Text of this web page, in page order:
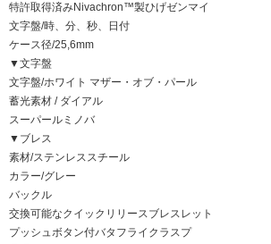
特許取得済みNivachron™製ひげゼンマイ
文字盤/時、分、秒、日付
ケース径/25,6mm
▼文字盤
文字盤/ホワイト マザー・オブ・パール
蓄光素材 / ダイアル
スーパールミノバ
▼ブレス
素材/ステンレススチール
カラー/グレー
バックル
交換可能なクイックリリースブレスレット
プッシュボタン付バタフライクラスプ